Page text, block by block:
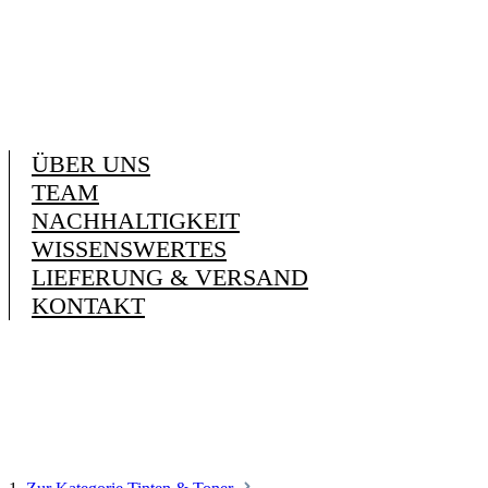
ÜBER UNS
TEAM
NACHHALTIGKEIT
WISSENSWERTES
LIEFERUNG & VERSAND
KONTAKT